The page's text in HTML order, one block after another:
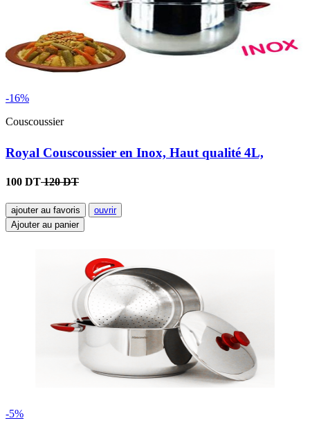
-16%
Couscoussier
Royal Couscoussier en Inox, Haut qualité 4L,
100 DT120 DT
ajouter au favoris
ouvrir
Ajouter au panier
-5%